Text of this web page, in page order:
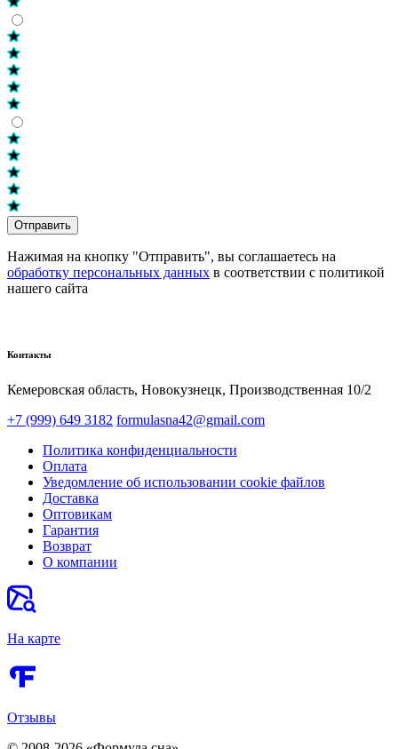
Отправить
Нажимая на кнопку "Отправить", вы соглашаетесь на
обработку персональных данных в соответствии с политикой
нашего сайта
Контакты
Кемеровская область, Новокузнецк,​ Производственная 10/2
+7 (999) 649 3182 formulasna42@gmail.com
Политика конфиденциальности
Оплата
Уведомление об использовании cookie файлов
Доставка
Оптовикам
Гарантия
Возврат
О компании
На карте
Отзывы